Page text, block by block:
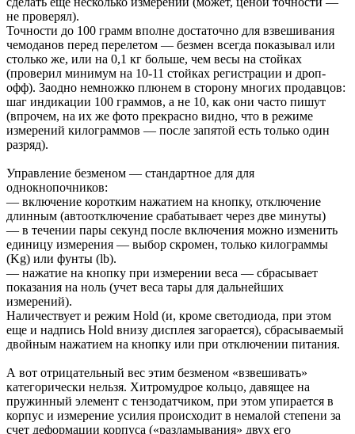
не проверял).
Точности до 100 грамм вполне достаточно для взвешивания
чемоданов перед перелетом — безмен всегда показывал или
столько же, или на 0,1 кг больше, чем весы на стойках
(проверил минимум на 10-11 стойках регистрации и дроп-
офф). Заодно немножко плюнем в сторону многих продавцов:
шаг индикации 100 граммов, а не 10, как они часто пишут
(впрочем, на их же фото прекрасно видно, что в режиме
измерений килограммов — после запятой есть только один
разряд).
Управление безменом — стандартное для для
однокнопочников:
— включение коротким нажатием на кнопку, отключение
длинным (автоотключение срабатывает через две минуты)
— в течении пары секунд после включения можно изменить
единицу измерения — выбор скромен, только килограммы
(Kg) или фунты (lb).
— нажатие на кнопку при измерении веса — сбрасывает
показания на ноль (учет веса тары для дальнейших
измерений).
Наличествует и режим Hold (и, кроме светодиода, при этом
еще и надпись Hold внизу дисплея загорается), сбрасываемый
двойным нажатием на кнопку или при отключении питания.
А вот отрицательный вес этим безменом «взвешивать»
категорически нельзя. Хитромудрое кольцо, давящее на
пружинный элемент с тензодатчиком, при этом упирается в
корпус и измерение усилия происходит в немалой степени за
счет деформации корпуса («разламывания» двух его